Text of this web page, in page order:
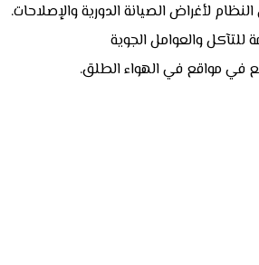
لأغراض الصيانة الدورية والإصلاحات.
والعوامل الجوية
في مواقع في الهواء الطلق.